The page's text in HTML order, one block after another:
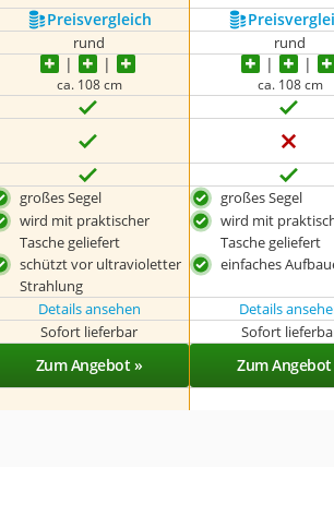
Preis­vergleich
rund rund
ca. 108 cm ca. 108 cm
großes Segel
wird mit praktischer
Tasche geliefert
schützt vor ultravioletter
Strahlung
großes Segel
wird mit
Tasche geliefert
einfaches
Details ansehen Details
Sofort lieferbar Sofort
Zum Angebot » Zum Angebot